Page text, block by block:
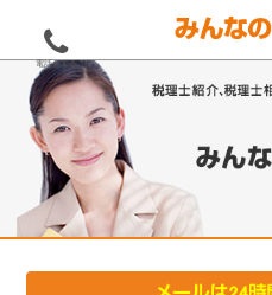
電話をする